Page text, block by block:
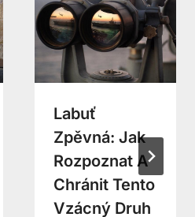
Labuť
Zpěvná: Jak
Rozpoznat A
Chránit Tento
Vzácný Druh